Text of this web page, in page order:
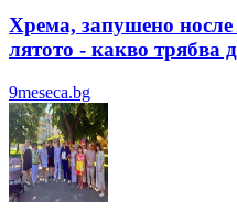
Хрема, запушено
лятотo - какво трябва
9meseca.bg